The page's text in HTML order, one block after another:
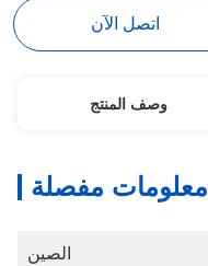
اتصل الآن
وصف المنتج
معلومات مفصلة
الصين